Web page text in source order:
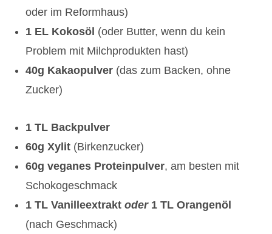
oder im Reformhaus)
1 EL Kokosöl (oder Butter, wenn du kein
Problem mit Milchprodukten hast)
40g Kakaopulver (das zum Backen, ohne
Zucker)
1 TL Backpulver
60g Xylit (Birkenzucker)
60g veganes Proteinpulver, am besten mit
Schokogeschmack
1 TL Vanilleextraktoder1 TL Orangenöl
(nach Geschmack)